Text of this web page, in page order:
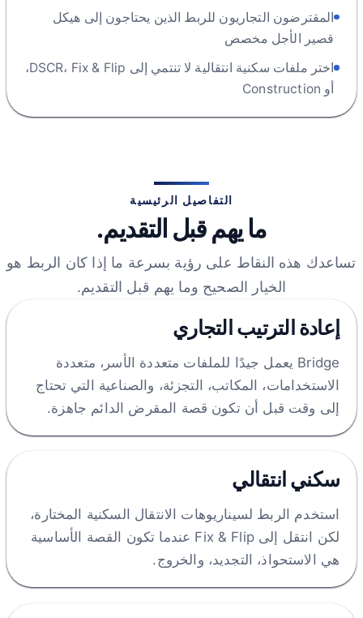
المقترضون التجاريون للربط الذين يحتاجون إلى هيكل
قصير الأجل مخصص
اختر ملفات سكنية انتقالية لا تنتمي إلى DSCR، Fix & Flip،
أو Construction
التفاصيل الرئيسية
ما يهم قبل التقديم.
تساعدك هذه النقاط على رؤية بسرعة ما إذا كان الربط هو
الخيار الصحيح وما يهم قبل التقديم.
إعادة الترتيب التجاري
Bridge يعمل جيدًا للملفات متعددة الأسر، متعددة
الاستخدامات، المكاتب، التجزئة، والصناعية التي تحتاج
إلى وقت قبل أن تكون قصة المقرض الدائم جاهزة.
سكني انتقالي
استخدم الربط لسيناريوهات الانتقال السكنية المختارة،
لكن انتقل إلى Fix & Flip عندما تكون القصة الأساسية
هي الاستحواذ، التجديد، والخروج.